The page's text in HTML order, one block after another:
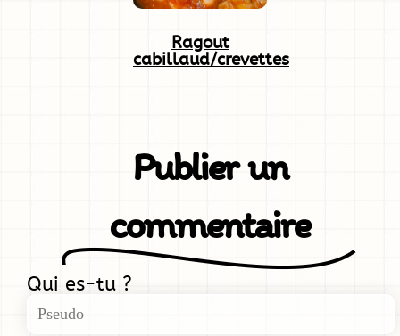
Ragout
cabillaud/crevettes
Publier un
commentaire
Qui es-tu ?